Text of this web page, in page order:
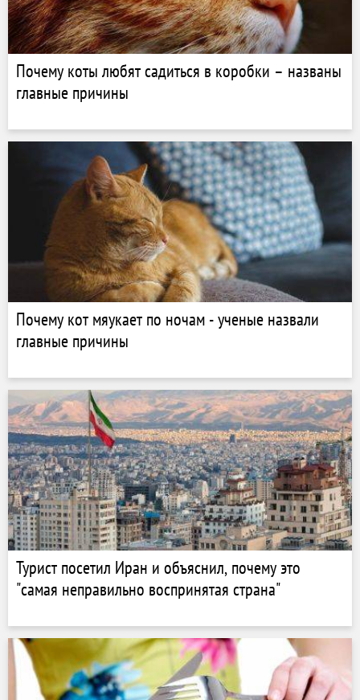
Почему коты любят садиться в коробки – названы
главные причины
Почему кот мяукает по ночам - ученые назвали
главные причины
Турист посетил Иран и объяснил, почему это
"самая неправильно воспринятая страна"